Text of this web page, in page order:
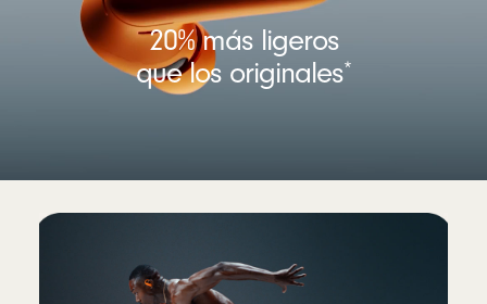
20% más ligeros
que los originales*